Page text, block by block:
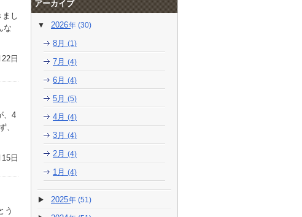
し
な
日
、4
、
日
う
アーカイブ
2026 (30)
8月(1)
7月(4)
6月(4)
5月(5)
4月(4)
3月(4)
2月(4)
1月(4)
2025 (51)